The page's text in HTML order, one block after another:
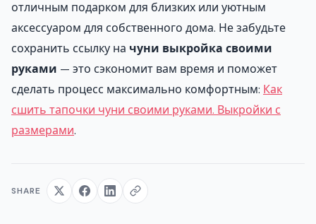
отличным подарком для близких или уютным
аксессуаром для собственного дома. Не забудьте
сохранить ссылку на чуни выкройка своими
руками — это сэкономит вам время и поможет
сделать процесс максимально комфортным: Как
сшить тапочки чуни своими руками. Выкройки с
размерами.
SHARE